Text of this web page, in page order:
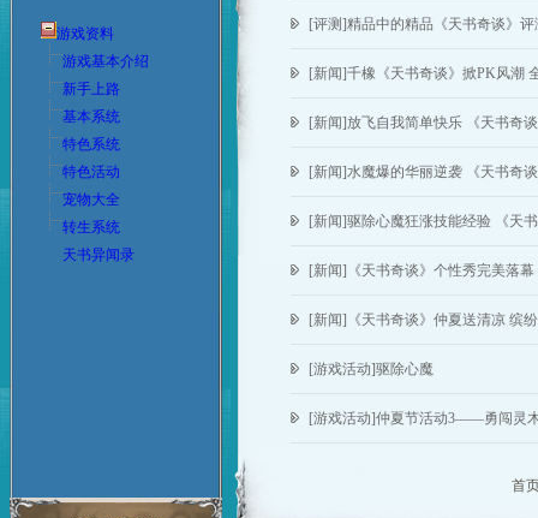
游戏资料
游戏基本介绍
新手上路
基本系统
特色系统
特色活动
宠物大全
转生系统
天书异闻录
[评测]精品中的精品《天书奇谈》评
[新闻]千橡《天书奇谈》掀PK风潮
[新闻]放飞自我简单快乐 《天书奇
[新闻]水魔爆的华丽逆袭 《天书奇
[新闻]驱除心魔狂涨技能经验 《天
[新闻]《天书奇谈》个性秀完美落
[新闻]《天书奇谈》仲夏送清凉 缤
[游戏活动]驱除心魔
[游戏活动]仲夏节活动3——勇闯灵
首